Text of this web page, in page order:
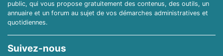
public, qui vous propose gratuitement des contenus, des outils, un
annuaire et un forum au sujet de vos démarches administratives et
quotidiennes.
Suivez-nous